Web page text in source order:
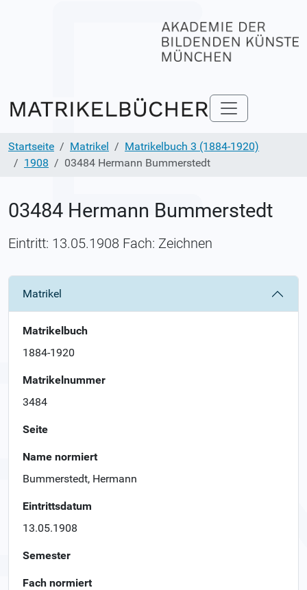
Startseite Matrikel
Matrikelbuch 3 (1884-1920)
1908
03484 Hermann Bummerstedt
03484 Hermann Bummerstedt
Eintritt: 13.05.1908 Fach: Zeichnen
Matrikel
Matrikelbuch
1884-1920
Matrikelnummer
3484
Seite
Name normiert
Bummerstedt, Hermann
Eintrittsdatum
13.05.1908
Semester
Fach normiert